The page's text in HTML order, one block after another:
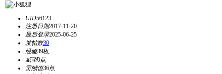
UID56123
注册日期2017-11-20
最后登录2025-06-25
发帖数30
经验39枚
威望0点
贡献值36点